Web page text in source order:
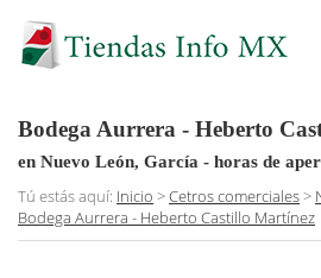
Bodega Aurrera - Heberto
en Nuevo León, García - horas de
Tú estás aquí: Inicio >Cetros comerciales>
Bodega Aurrera - Heberto Castillo Martínez